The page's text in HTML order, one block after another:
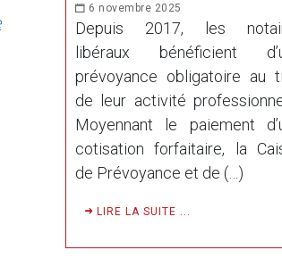
6 novembre 2025
Depuis 2017, les
libéraux bénéficient
prévoyance obligatoire au
de leur activité
Moyennant le paiement
cotisation forfaitaire, la
de Prévoyance et de (…)
LIRE LA SUITE ...